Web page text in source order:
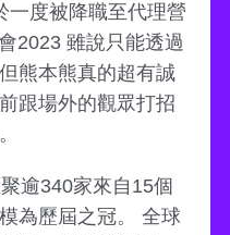
一度被降職至代理營
2023 雖說只能透過
熊本熊真的超有誠
跟場外的觀眾打招
逾340家來自15個
為歷屆之冠。 全球